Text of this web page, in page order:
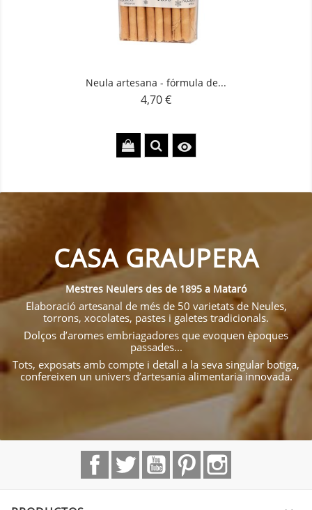
Neula artesana - fórmula de...
Preu
4,70 €

CASA GRAUPERA
Mestres Neulers des de 1895 a Mataró
Elaboració artesanal de més de 50 varietats de Neules,
torrons, xocolates, pastes i galetes tradicionals.
Dolços d’aromes embriagadores que evoquen èpoques
passades...
Tots, exposats amb compte i detall a la seva singular botiga,
confereixen un univers d’artesania alimentaria innovada.
FacebookTwitter YouTubePinterest